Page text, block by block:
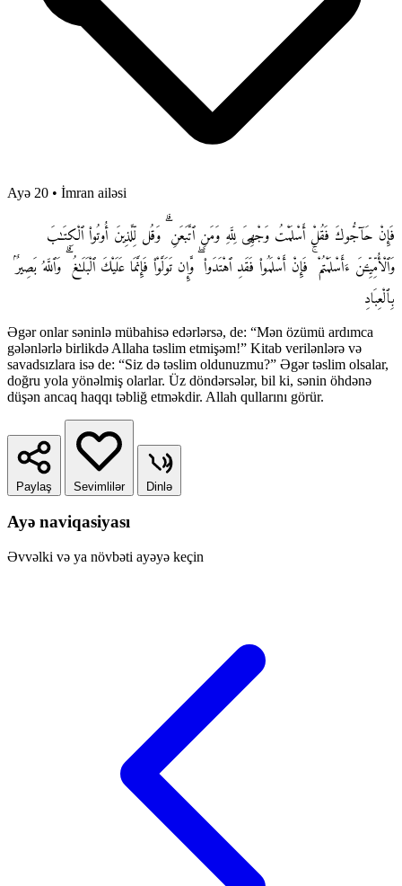
Ayə 20 • İmran ailəsi
فَإِنْ حَآجُّوكَ فَقُلْ أَسْلَمْتُ وَجْهِىَ لِلَّهِ وَمَنِ ٱتَّبَعَنِ ۗ وَقُل لِّلَّذِينَ أُوتُوا۟ ٱلْكِتَـٰبَ
وَٱلْأُمِّيِّـۧنَ ءَأَسْلَمْتُمْ ۚ فَإِنْ أَسْلَمُوا۟ فَقَدِ ٱهْتَدَوا۟ ۖ وَّإِن تَوَلَّوْا۟ فَإِنَّمَا عَلَيْكَ ٱلْبَلَـٰغُ ۗ وَٱللَّهُ بَصِيرٌۢ
بِٱلْعِبَادِ
Əgər onlar səninlə mübahisə edərlərsə, de: “Mən özümü ardımca
gələnlərlə birlikdə Allaha təslim etmişəm!” Kitab verilənlərə və
savadsızlara isə de: “Siz də təslim oldunuzmu?” Əgər təslim olsalar,
doğru yola yönəlmiş olarlar. Üz döndərsələr, bil ki, sənin öhdənə
düşən ancaq haqqı təbliğ etməkdir. Allah qullarını görür.
Paylaş Sevimlilər Dinlə
Ayə naviqasiyası
Əvvəlki və ya növbəti ayəyə keçin